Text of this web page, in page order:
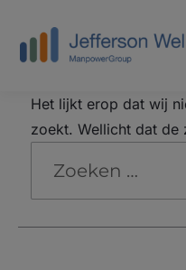
Het lijkt erop dat wij
zoekt. Wellicht dat de